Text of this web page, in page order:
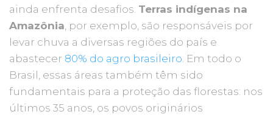
ainda enfrenta desafios. Terras indígenas na
Amazônia, por exemplo, são responsáveis por
levar chuva a diversas regiões do país e
abastecer 80% do agro brasileiro. Em todo o
Brasil, essas áreas também têm sido
fundamentais para a proteção das florestas: nos
últimos 35 anos, os povos originários